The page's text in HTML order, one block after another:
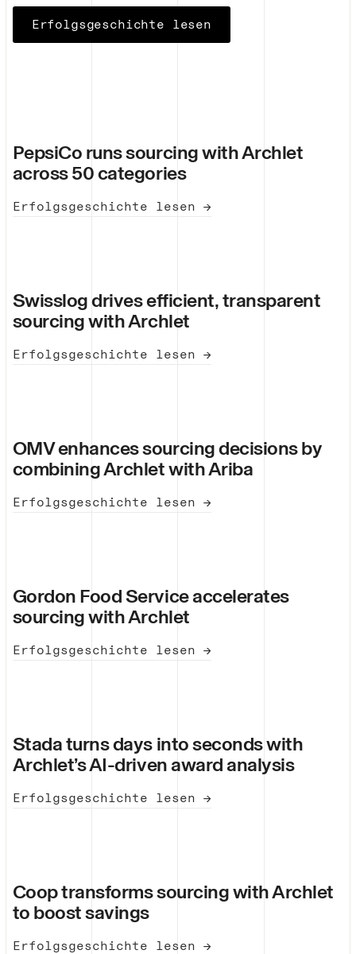
Erfolgsgeschichte lesen
PepsiCo runs sourcing with Archlet
across 50 categories
Erfolgsgeschichte lesen →
Swisslog drives efficient, transparent
sourcing with Archlet
Erfolgsgeschichte lesen →
OMV enhances sourcing decisions by
combining Archlet with Ariba
Erfolgsgeschichte lesen →
Gordon Food Service accelerates
sourcing with Archlet
Erfolgsgeschichte lesen →
Stada turns days into seconds with
Archlet’s AI-driven award analysis
Erfolgsgeschichte lesen →
Coop transforms sourcing with Archlet
to boost savings
Erfolgsgeschichte lesen →